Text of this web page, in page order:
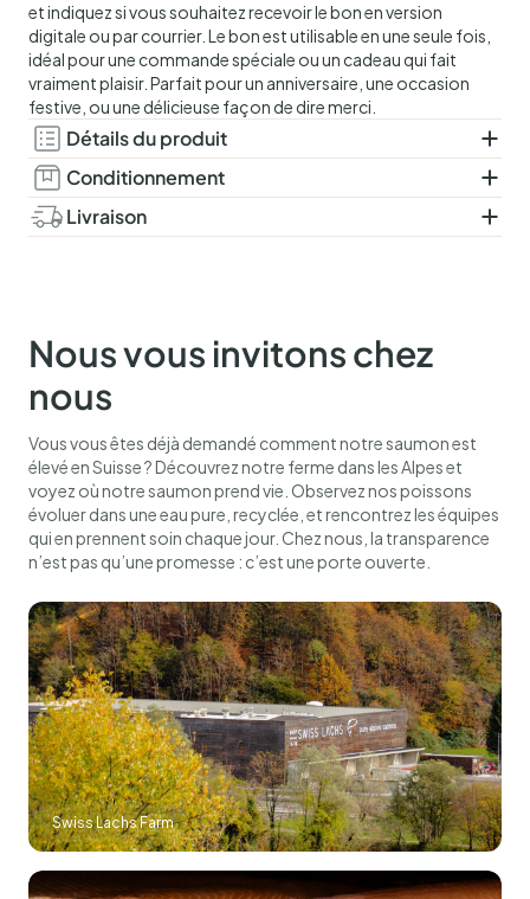
et indiquez si vous souhaitez recevoir le bon en version
digitale ou par courrier. Le bon est utilisable en une seule fois,
idéal pour une commande spéciale ou un cadeau qui fait
vraiment plaisir. Parfait pour un anniversaire, une occasion
festive, ou une délicieuse façon de dire merci.
Détails du produit
Conditionnement
Livraison
Nous vous invitons chez
nous
Vous vous êtes déjà demandé comment notre saumon est
élevé en Suisse ? Découvrez notre ferme dans les Alpes et
voyez où notre saumon prend vie. Observez nos poissons
évoluer dans une eau pure, recyclée, et rencontrez les équipes
qui en prennent soin chaque jour. Chez nous, la transparence
n’est pas qu’une promesse : c’est une porte ouverte.
Swiss Lachs Farm